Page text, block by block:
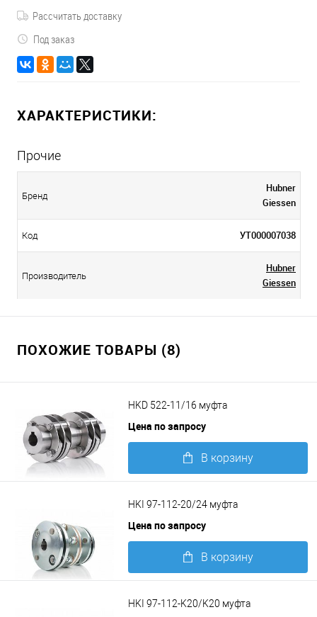
Рассчитать доставку
Под заказ
ХАРАКТЕРИСТИКИ:
Прочие
Бренд
Hubner
Giessen
Код УТ000007038
Производитель
Hubner
Giessen
ПОХОЖИЕ ТОВАРЫ (8)
HKD 522-11/16 муфта
Цена по запросу
В корзину
HKI 97-112-20/24 муфта
Цена по запросу
В корзину
HKI 97-112-K20/K20 муфта